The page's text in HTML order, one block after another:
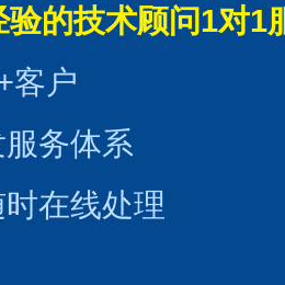
验的技术顾问1对1
客户
务体系
在线处理